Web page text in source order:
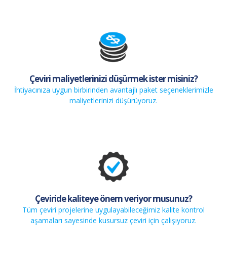
Çeviri maliyetlerinizi düşürmek ister misiniz?
İhtiyacınıza uygun birbirinden avantajlı paket seçeneklerimizle
maliyetlerinizi düşürüyoruz.
Çeviride kaliteye önem veriyor musunuz?
Tüm çeviri projelerine uygulayabileceğimiz kalite kontrol
aşamaları sayesinde kusursuz çeviri için çalışıyoruz.